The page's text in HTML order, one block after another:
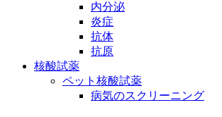
内分泌
炎症
抗体
抗原
核酸試薬
ペット核酸試薬
病気のスクリーニング